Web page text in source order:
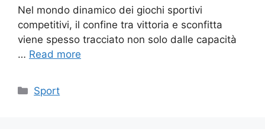
Nel mondo dinamico dei giochi sportivi
competitivi, il confine tra vittoria e sconfitta
viene spesso tracciato non solo dalle capacità
… Read more
Categories
Sport